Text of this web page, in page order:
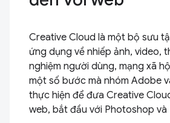
Creative Cloud là một bộ sưu
ứng dụng về nhiếp ảnh, video,
nghiệm người dùng, mạng xã
một số bước mà nhóm Adobe
thực hiện để đưa Creative
web, bắt đầu với Photoshop và